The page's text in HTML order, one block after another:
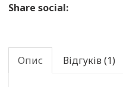
Share social:
Опис Відгуків (1)